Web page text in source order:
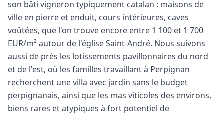
son bâti vigneron typiquement catalan : maisons de
ville en pierre et enduit, cours intérieures, caves
voûtées, que l'on trouve encore entre 1 100 et 1 700
EUR/m² autour de l'église Saint-André. Nous suivons
aussi de près les lotissements pavillonnaires du nord
et de l'est, où les familles travaillant à Perpignan
recherchent une villa avec jardin sans le budget
perpignanais, ainsi que les mas viticoles des environs,
biens rares et atypiques à fort potentiel de